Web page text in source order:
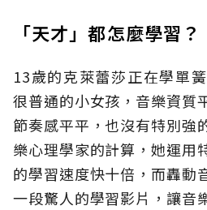
「天才」都怎麼學習？
13歲的克萊蕾莎正在學單
很普通的小女孩，音樂資質
節奏感平平，也沒有特別強
樂心理學家的計算，她運用
的學習速度快十倍，而轟動
一段驚人的學習影片，讓音